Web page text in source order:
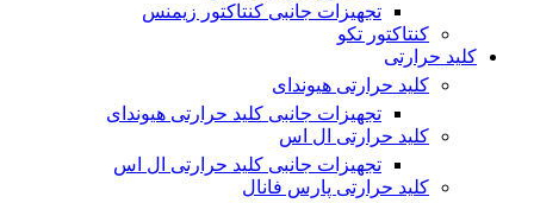
تجهیزات جانبی کنتاکتور زیمنس
کنتاکتور تکو
کلید حرارتی
کلید حرارتی هیوندای
تجهیزات جانبی کلید حرارتی هیوندای
کلید حرارتی ال اس
تجهیزات جانبی کلید حرارتی ال اس
کلید حرارتی پارس فانال